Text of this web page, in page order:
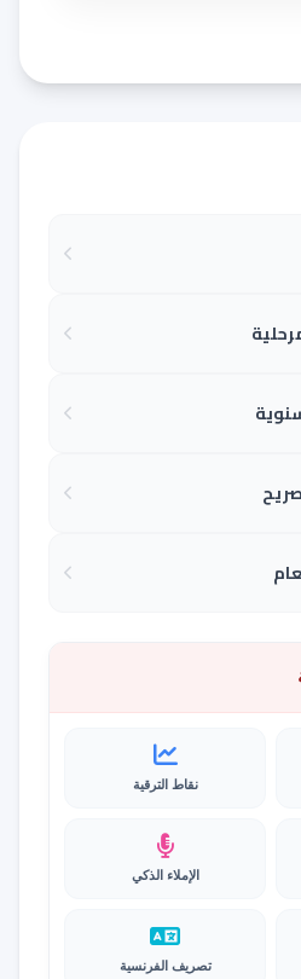
نقاط الترقية
الإملاء الذكي
تصريف الفرنسية